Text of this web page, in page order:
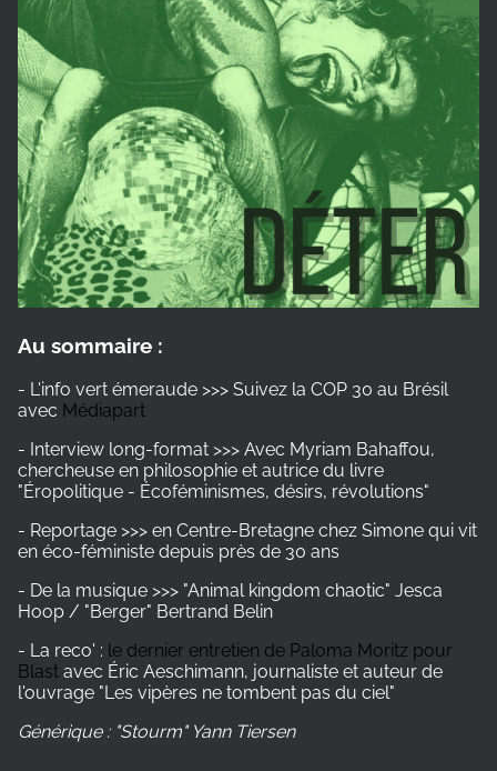
Au sommaire :
- L'info vert émeraude >>> Suivez la COP 30 au Brésil
avec Médiapart
- Interview long-format >>> Avec Myriam Bahaffou,
chercheuse en philosophie et autrice du livre
"Éropolitique - Écoféminismes, désirs, révolutions"
- Reportage >>> en Centre-Bretagne chez Simone qui vit
en éco-féministe depuis près de 30 ans
- De la musique >>> "Animal kingdom chaotic" Jesca
Hoop / "Berger" Bertrand Belin
- La reco' : le dernier entretien de Paloma Moritz pour
Blast avec Éric Aeschimann, journaliste et auteur de
l'ouvrage "Les vipères ne tombent pas du ciel"
Générique : "Stourm" Yann Tiersen